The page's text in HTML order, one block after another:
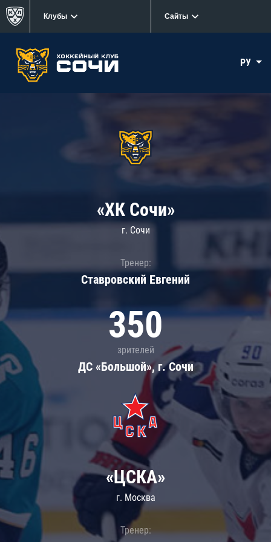
Клубы Сайты
РУ
«ХК Сочи»
г. Сочи
Тренер:
Ставровский Евгений
350
зрителей
ДС «Большой», г. Сочи
«ЦСКА»
г. Москва
Тренер: